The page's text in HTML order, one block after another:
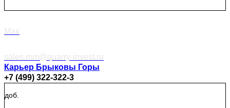
Max
sales.mm@quarry-invest.ru
Карьер Брыковы Горы
+7 (499) 322-322-3
доб.